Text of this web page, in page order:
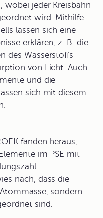
wobei jeder Kreisbahn
wird. Mithilfe
lassen sich eine
erklären, z. B. die
des Wasserstoffs
von Licht. Auch
und die
sich mit diesem
fanden heraus,
im PSE mit
nach, dass die
sondern
sind.